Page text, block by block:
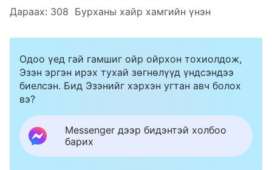
Дараах: 308 Бурханы хайр хамгийн үнэн
Одоо үед гай гамшиг ойр ойрхон тохиолдож,
Эзэн эргэн ирэх тухай зөгнөлүүд үндсэндээ
биелсэн. Бид Эзэнийг хэрхэн угтан авч болох
вэ?
Messenger дээр бидэнтэй холбоо
барих